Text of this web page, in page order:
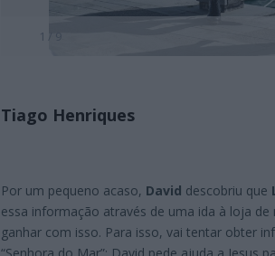
1 / 9
Tiago Henriques
Por um pequeno acaso, David descobriu que
essa informação através de uma ida à loja
ganhar com isso. Para isso, vai tentar obter